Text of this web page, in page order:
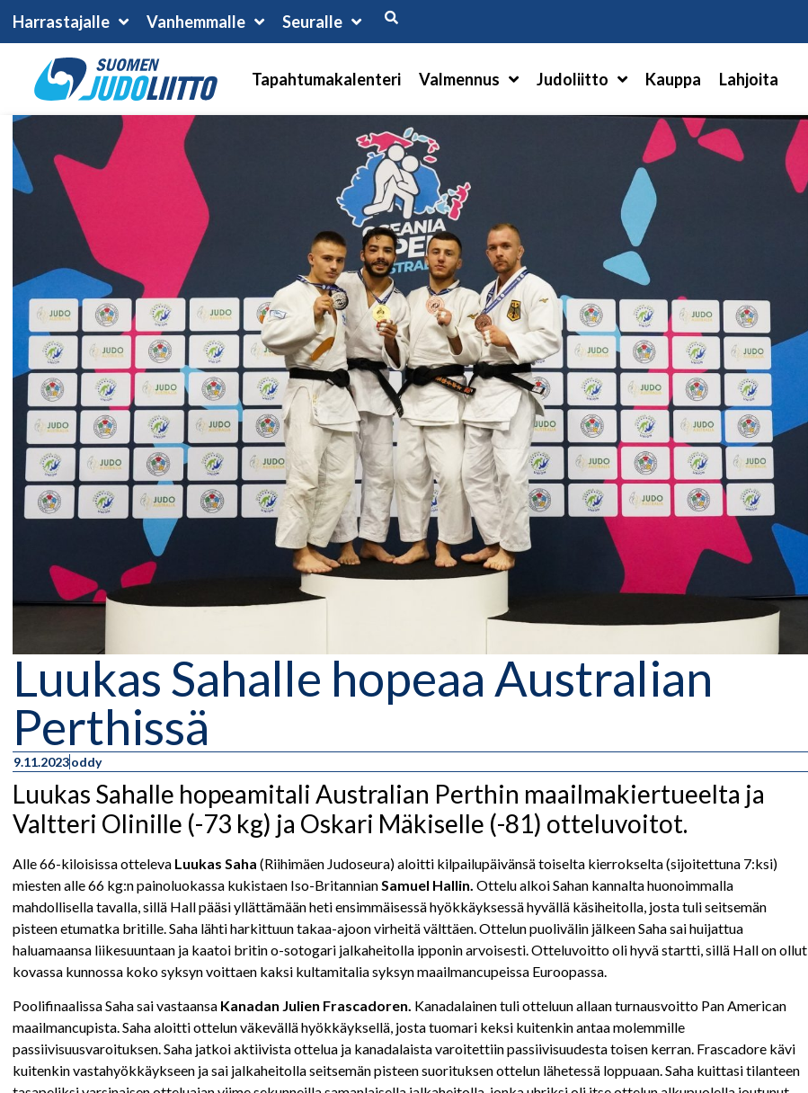
Harrastajalle Vanhemmalle Seuralle
Tapahtumakalenteri Valmennus Judoliitto Kauppa Lahjoita
Luukas Sahalle hopeaa Australian
Perthissä
9.11.2023oddy
Luukas Sahalle hopeamitali Australian Perthin maailmakiertueelta ja
Valtteri Olinille (-73 kg) ja Oskari Mäkiselle (-81) otteluvoitot.
Alle 66-kiloisissa otteleva Luukas Saha (Riihimäen Judoseura) aloitti kilpailupäivänsä toiselta kierrokselta (sijoitettuna 7:ksi)
miesten alle 66 kg:n painoluokassa kukistaen Iso-BritannianSamuel Hallin. Ottelu alkoi Sahan kannalta huonoimmalla
mahdollisella tavalla, sillä Hall pääsi yllättämään heti ensimmäisessä hyökkäyksessä hyvällä käsiheitolla, josta tuli seitsemän
pisteen etumatka britille. Saha lähti harkittuun takaa-ajoon virheitä välttäen. Ottelun puolivälin jälkeen Saha sai huijattua
haluamaansa liikesuuntaan ja kaatoi britin o-sotogari jalkaheitolla ipponin arvoisesti. Otteluvoitto oli hyvä startti, sillä Hall on ollut
kovassa kunnossa koko syksyn voittaen kaksi kultamitalia syksyn maailmancupeissa Euroopassa.
Poolifinaalissa Saha sai vastaansa Kanadan Julien Frascadoren. Kanadalainen tuli otteluun allaan turnausvoitto Pan American
maailmancupista. Saha aloitti ottelun väkevällä hyökkäyksellä, josta tuomari keksi kuitenkin antaa molemmille
passiivisuusvaroituksen. Saha jatkoi aktiivista ottelua ja kanadalaista varoitettiin passiivisuudesta toisen kerran. Frascadore kävi
kuitenkin vastahyökkäykseen ja sai jalkaheitolla seitsemän pisteen suorituksen ottelun lähetessä loppuaan. Saha kuittasi tilanteen